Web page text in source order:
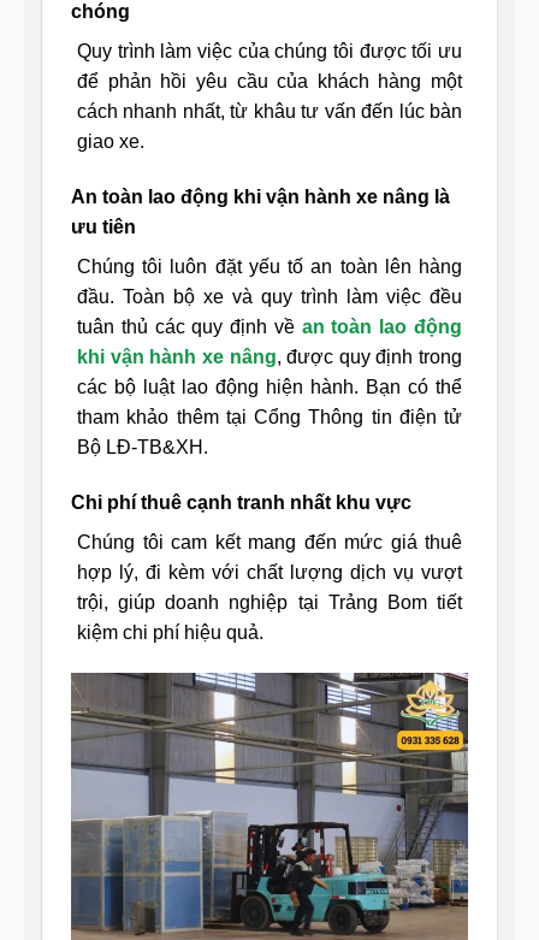
chóng
Quy trình làm việc của chúng tôi được tối ưu
để phản hồi yêu cầu của khách hàng một
cách nhanh nhất, từ khâu tư vấn đến lúc bàn
giao xe.
An toàn lao động khi vận hành xe nâng là
ưu tiên
Chúng tôi luôn đặt yếu tố an toàn lên hàng
đầu. Toàn bộ xe và quy trình làm việc đều
tuân thủ các quy định về an toàn lao động
khi vận hành xe nâng, được quy định trong
các bộ luật lao động hiện hành. Bạn có thể
tham khảo thêm tại Cổng Thông tin điện tử
Bộ LĐ-TB&XH.
Chi phí thuê cạnh tranh nhất khu vực
Chúng tôi cam kết mang đến mức giá thuê
hợp lý, đi kèm với chất lượng dịch vụ vượt
trội, giúp doanh nghiệp tại Trảng Bom tiết
kiệm chi phí hiệu quả.